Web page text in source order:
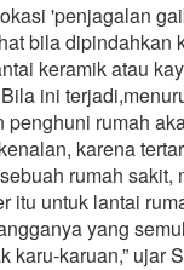
'penjagalan
bila dipindahkan
keramik atau
ini
penghuni rumah
karena
rumah sakit,
itu untuk lantai
yang
karu-karuan,” ujar